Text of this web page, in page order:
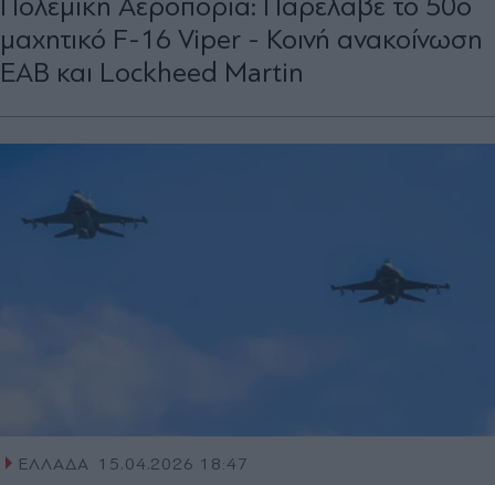
μαχητικό F-16 Viper - Κοινή ανακοίνωση
ΕΑΒ και Lockheed Martin
ΕΛΛΑΔΑ
15.04.2026 18:47